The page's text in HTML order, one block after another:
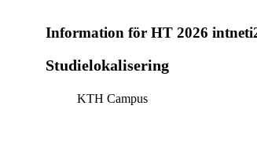
Information för HT 2026
Studielokalisering
KTH Campus